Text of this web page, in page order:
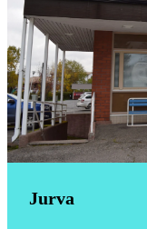
Jurva